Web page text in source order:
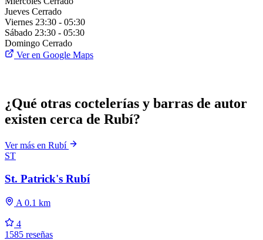
Jueves Cerrado
Viernes 23:30 - 05:30
Sábado 23:30 - 05:30
Domingo Cerrado
Ver en Google Maps
¿Qué otras coctelerías y barras de autor
existen cerca de Rubí?
Ver más en Rubí
ST
St. Patrick's Rubí
A 0.1 km
4
1585 reseñas